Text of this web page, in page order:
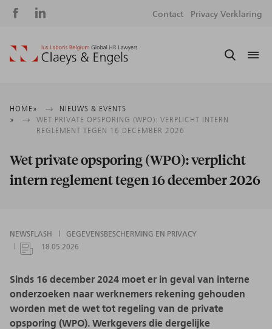
Social
Contact Privacy Verklaring
Kruimelpad
HOME
NIEUWS & EVENTS
WET PRIVATE OPSPORING (WPO): VERPLICHT INTERN
REGLEMENT TEGEN 16 DECEMBER 2026
Wet private opsporing (WPO): verplicht
intern reglement tegen 16 december 2026
NEWSFLASH
GEGEVENSBESCHERMING EN PRIVACY
18.05.2026
Sinds 16 december 2024 moet er in geval van interne
onderzoeken naar werknemers rekening gehouden
worden met de wet tot regeling van de private
opsporing (WPO). Werkgevers die dergelijke